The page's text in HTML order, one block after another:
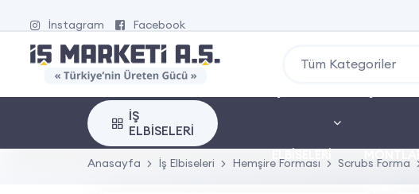
İnstagram Facebook
Tüm Kategoriler
İŞ
ELBISELERI
Anasayfa İş Elbiseleri Hemşire Forması Scrubs Forma